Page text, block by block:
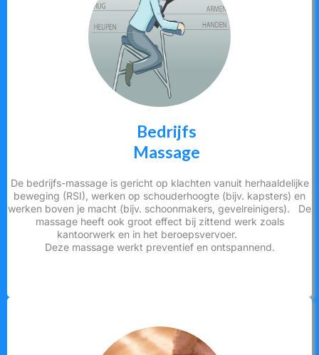
Bedrijfs
Massage
De bedrijfs-massage is gericht op klachten vanuit herhaaldelijke
beweging (RSI), werken op schouderhoogte (bijv. kapsters) en
werken boven je macht (bijv. schoonmakers, gevelreinigers). De
massage heeft ook groot effect bij zittend werk zoals
kantoorwerk en in het beroepsvervoer.
Deze massage werkt preventief en ontspannend.